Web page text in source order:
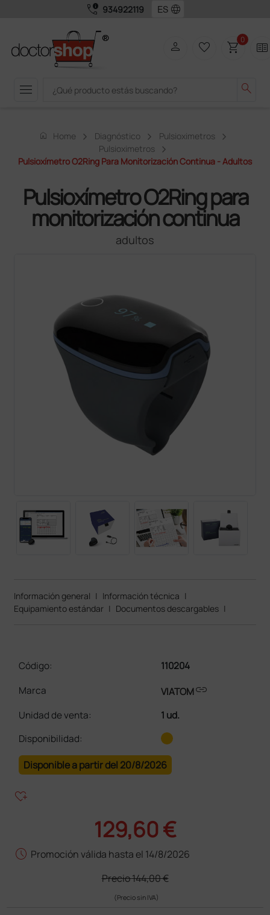
call_quality 934922119 language
menu search
person favorite_border shopping_cart0 two_pager
home Home Diagnóstico
Pulsioximetros
Pulsioximetros
Pulsioxímetro O2Ring Para Monitorización Continua - Adultos
Pulsioxímetro O2Ring para
monitorización continua
adultos
Información general | Información técnica |
Equipamiento estándar | Documentos descargables |
Código:
110204
Marca
VIATOMlink
Unidad de venta:
1 ud.
Disponibilidad:
Disponible a partir del 20/8/2026
heart_plus
129,60 €
schedule Promoción válida hasta el 14/8/2026
Precio144,00 €
(Precio sin IVA)